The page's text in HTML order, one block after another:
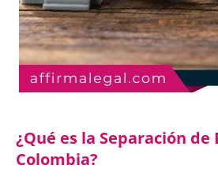
¿Qué es la Separación de
Colombia?